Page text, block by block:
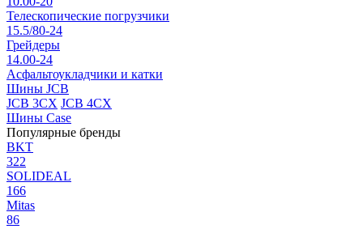
Телескопические погрузчики
15.5/80-24
Грейдеры
14.00-24
Асфальтоукладчики и катки
Шины JCB
JCB 3CX JCB 4CX
Шины Case
Популярные бренды
BKT
322
SOLIDEAL
166
Mitas
86